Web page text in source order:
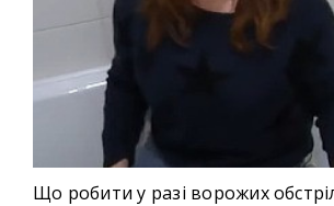
Що робити у разі ворожих